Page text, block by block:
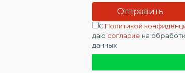
С Политикой
даю согласие на
данных